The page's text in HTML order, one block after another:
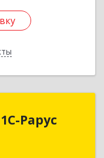
Рарус
Йошкар-Ола г,